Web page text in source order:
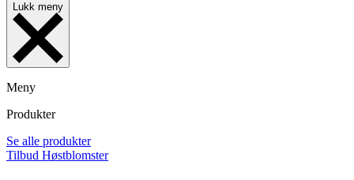
Lukk meny
Meny
Produkter
Se alle produkter
Tilbud Høstblomster